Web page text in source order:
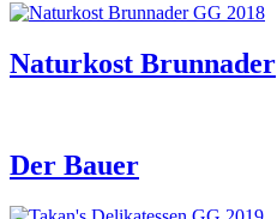
Naturkost Brunnader
Der Bauer